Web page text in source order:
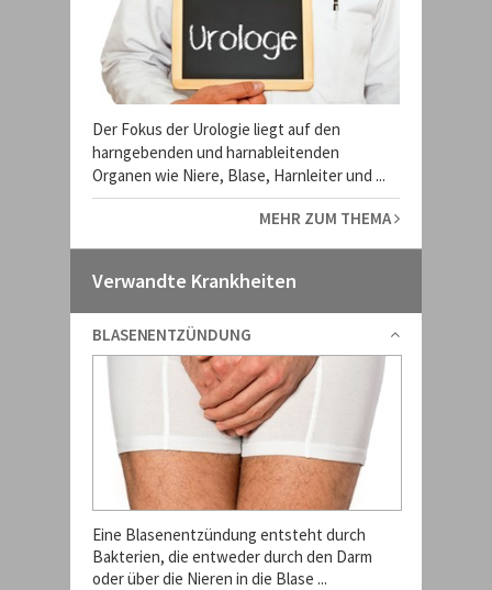
Der Fokus der Urologie liegt auf den
harngebenden und harnableitenden
Organen wie Niere, Blase, Harnleiter und ...
MEHR ZUM THEMA
Verwandte Krankheiten
BLASENENTZÜNDUNG
Eine Blasenentzündung entsteht durch
Bakterien, die entweder durch den Darm
oder über die Nieren in die Blase ...